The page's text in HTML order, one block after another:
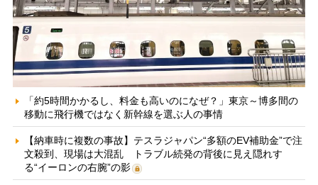
「約5時間かかるし、料金も高いのになぜ？」東京～博多間の
移動に飛行機ではなく新幹線を選ぶ人の事情
【納車時に複数の事故】テスラジャパン“多額のEV補助金”で注
文殺到、現場は大混乱 トラブル続発の背後に見え隠れす
る“イーロンの右腕”の影